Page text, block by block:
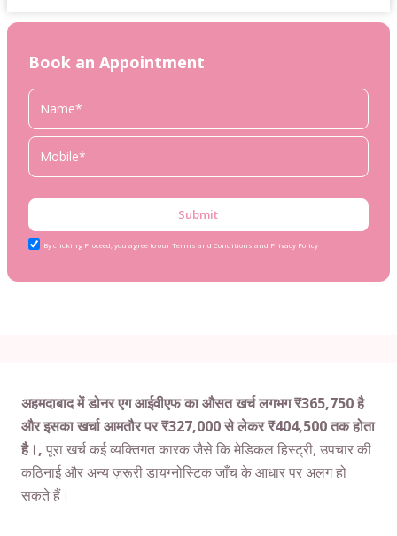
Book an Appointment
Submit
By clicking Proceed, you agree to our Terms and Conditions and Privacy Policy
अहमदाबाद में डोनर एग आईवीएफ का औसत खर्च लगभग ₹365,750 है
और इसका खर्चा आमतौर पर ₹327,000 से लेकर ₹404,500 तक होता
है।, पूरा खर्च कई व्यक्तिगत कारक जैसे कि मेडिकल हिस्ट्री, उपचार की
कठिनाई और अन्य ज़रूरी डायग्नोस्टिक जाँच के आधार पर अलग हो
सकते हैं।